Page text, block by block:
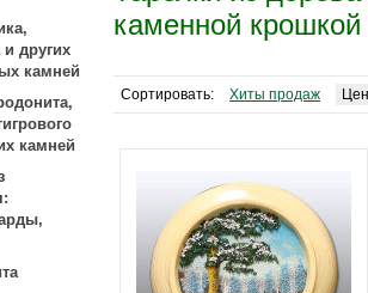
других
камней
камней
каменной крошкой
Сортировать: Хиты продаж